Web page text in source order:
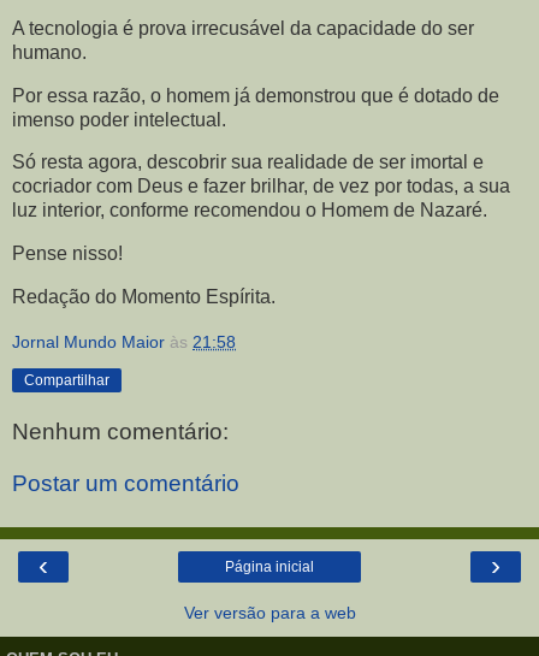
A tecnologia é prova irrecusável da capacidade do ser
humano.
Por essa razão, o homem já demonstrou que é dotado de
imenso poder intelectual.
Só resta agora, descobrir sua realidade de ser imortal e
cocriador com Deus e fazer brilhar, de vez por todas, a sua
luz interior, conforme recomendou o Homem de Nazaré.
Pense nisso!
Redação do Momento Espírita.
Jornal Mundo Maior às 21:58
Compartilhar
Nenhum comentário:
Postar um comentário
‹ ›
Página inicial
Ver versão para a web